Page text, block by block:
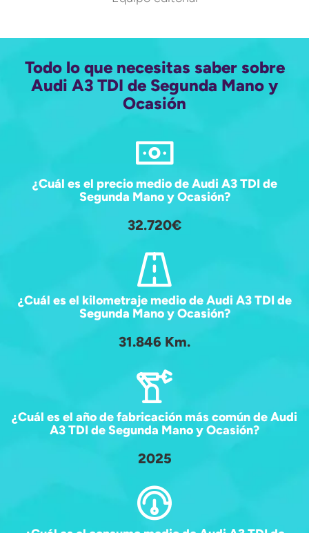
Todo lo que necesitas saber sobre
Audi A3 TDI de Segunda Mano y
Ocasión
¿Cuál es el precio medio de Audi A3 TDI de
Segunda Mano y Ocasión?
32.720€
¿Cuál es el kilometraje medio de Audi A3 TDI de
Segunda Mano y Ocasión?
31.846 Km.
¿Cuál es el año de fabricación más común de Audi
A3 TDI de Segunda Mano y Ocasión?
2025